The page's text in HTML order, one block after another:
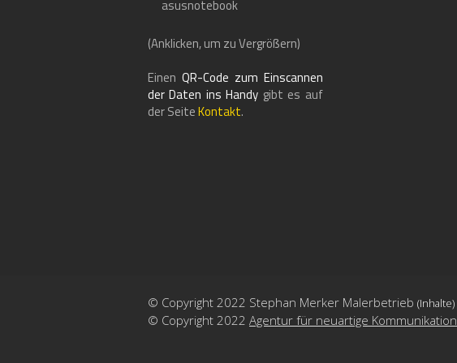
(Anklicken, um zu Vergrößern)
Einen QR-Code zum Einscannen
der Daten ins Handy gibt es auf
der SeiteKontakt.
© Copyright 2022 Stephan Merker Malerbetrieb (Inhalte)
© Copyright 2022 Agentur für neuartige Kommunikation